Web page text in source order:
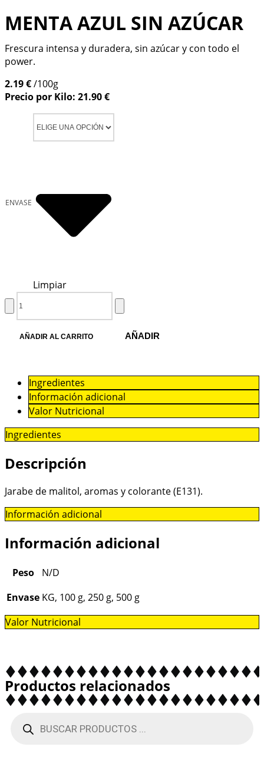
MENTA AZUL SIN AZÚCAR
Frescura intensa y duradera, sin azúcar y con todo el
power.
2.19 €/100g
Precio por Kilo: 21.90 €
ENVASE
Limpiar
AÑADIR AL CARRITO AÑADIR
Ingredientes
Información adicional
Valor Nutricional
Ingredientes
Descripción
Jarabe de malitol, aromas y colorante (E131).
Información adicional
Información adicional
Peso
N/D
Envase KG, 100 g, 250 g, 500 g
Valor Nutricional
Productos relacionados